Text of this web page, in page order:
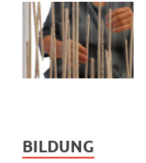
BILDUNG